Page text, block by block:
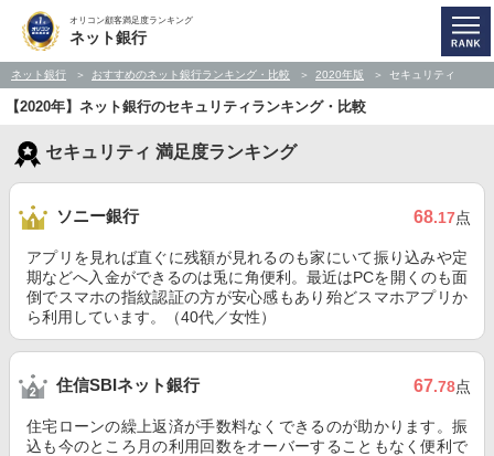
オリコン顧客満足度ランキング
ネット銀行
ネット銀行 おすすめのネット銀行ランキング・比較 2020年版 セキュリティ
【2020年】ネット銀行のセキュリティランキング・比較
セキュリティ 満足度ランキング
ソニー銀行 68.17点
アプリを見れば直ぐに残額が見れるのも家にいて振り込みや定
期などへ入金ができるのは兎に角便利。最近はPCを開くのも面
倒でスマホの指紋認証の方が安心感もあり殆どスマホアプリか
ら利用しています。（40代／女性）
住信SBIネット銀行 67.78点
住宅ローンの繰上返済が手数料なくできるのが助かります。振
込も今のところ月の利用回数をオーバーすることもなく便利で